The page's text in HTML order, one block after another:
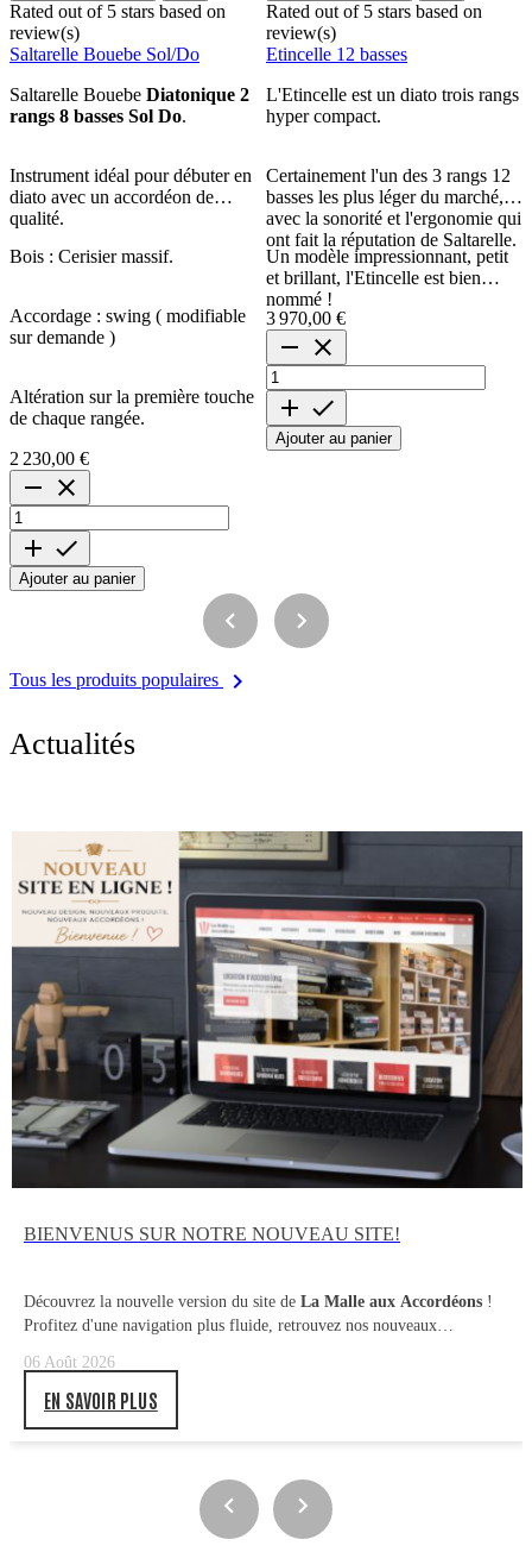
Rated out of 5 stars based on
review(s)
Saltarelle Bouebe Sol/Do
Saltarelle Bouebe Diatonique 2
rangs 8 basses Sol Do.
Instrument idéal pour débuter en
diato avec un accordéon de
qualité.
Bois : Cerisier massif.
Accordage : swing ( modifiable
sur demande )
Altération sur la première touche
de chaque rangée.
2 230,00 €
 
 
Ajouter au panier
Rated out of 5 stars based on
review(s)
Etincelle 12 basses
L'Etincelle est un diato trois rangs
hyper compact.
Certainement l'un des 3 rangs 12
basses les plus léger du marché,
avec la sonorité et l'ergonomie qui
ont fait la réputation de Saltarelle.
Un modèle impressionnant, petit
et brillant, l'Etincelle est bien
nommé !
3 970,00 €
 
 
Ajouter au panier
 
Tous les produits populaires 
Actualités
BIENVENUS SUR NOTRE NOUVEAU SITE!
Découvrez la nouvelle version du site de La Malle aux Accordéons !
Profitez d'une navigation plus fluide, retrouvez nos nouveaux
découvrez régulièrement les dernières nouveautés de notre catalogue.
Toute l'équipe vous souhaite la bienvenue !
06 Août 2026
EN SAVOIR PLUS
 